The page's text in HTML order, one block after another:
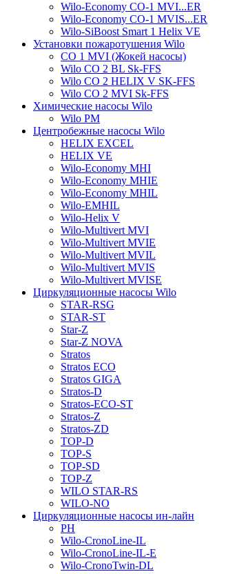
Wilo-Economy CO-1 MVI...ER
Wilo-Economy CO-1 MVIS...ER
Wilo-SiBoost Smart 1 Helix VE
Установки пожаротушения Wilo
CO 1 MVI (Жокей насосы)
Wilo CO 2 BL Sk-FFS
Wilo CO 2 HELIX V SK-FFS
Wilo CO 2 MVI Sk-FFS
Химические насосы Wilo
Wilo PM
Центробежные насосы Wilo
HELIX EXCEL
HELIX VE
Wilo-Economy MHI
Wilo-Economy MHIE
Wilo-Economy MHIL
Wilo-EMHIL
Wilo-Helix V
Wilo-Multivert MVI
Wilo-Multivert MVIE
Wilo-Multivert MVIL
Wilo-Multivert MVIS
Wilo-Multivert MVISE
Циркуляционные насосы Wilo
STAR-RSG
STAR-ST
Star-Z
Star-Z NOVA
Stratos
Stratos ECO
Stratos GIGA
Stratos-D
Stratos-ECO-ST
Stratos-Z
Stratos-ZD
TOP-D
TOP-S
TOP-SD
TOP-Z
WILO STAR-RS
WILO-NO
Циркуляционные насосы ин-лайн
PH
Wilo-CronoLine-IL
Wilo-CronoLine-IL-E
Wilo-CronoTwin-DL